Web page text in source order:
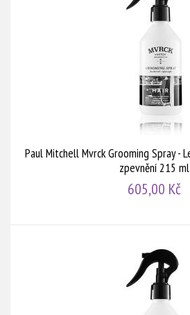
Paul Mitchell Mvrck Grooming Spray -
zpevnění 215 ml
605,00 Kč